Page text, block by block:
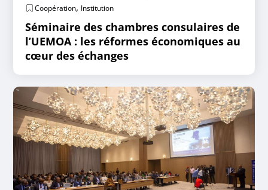
Coopération, Institution
Séminaire des chambres consulaires de
l’UEMOA : les réformes économiques au
cœur des échanges